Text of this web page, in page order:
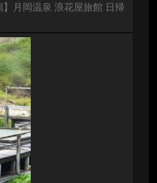
】月岡温泉 浪花屋旅館 日帰